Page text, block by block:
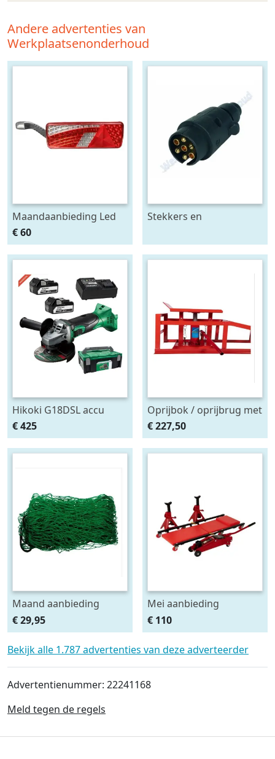
Andere advertenties van
Werkplaatsenonderhoud
Maandaanbieding Led
achterlicht 12-24V links
m. breedtelamp
€ 60
Stekkers en
Hikoki G18DSL accu
haakse slijper (2x5Ah +
HSCII)
€ 425
Oprijbok / oprijbrug met
ingebouwde krik. set
2stuks
€ 227,50
Maand aanbieding
Afdeknet 4x2 mtr maas
4.5 x 4.5 cm
€ 29,95
Mei aanbieding
Monteursligkar+2 tons
krik + 2 assteunen
€ 110
Bekijk alle 1.787 advertenties van deze adverteerder
Advertentienummer: 22241168
Meld tegen de regels